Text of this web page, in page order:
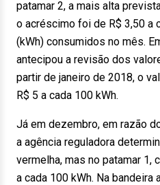
patamar 2, a mais alta
o acréscimo foi de R$ 3,50 a
(kWh) consumidos no mês.
antecipou a revisão dos
partir de janeiro de 2018, o
R$ 5 a cada 100 kWh.
Já em dezembro, em razão
a agência reguladora
vermelha, mas no patamar 1,
a cada 100 kWh. Na bandeira